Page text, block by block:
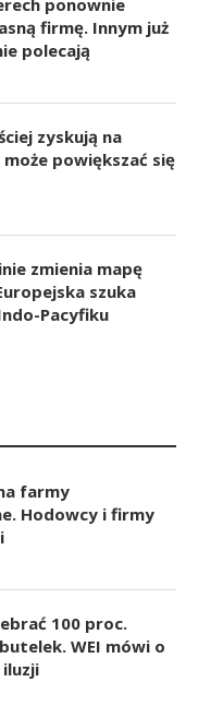
firmę. Innym już
polecają
zyskują na
powiększać się
zmienia mapę
szuka
Pacyfiku
farmy
Hodowcy i firmy
100 proc.
WEI mówi o